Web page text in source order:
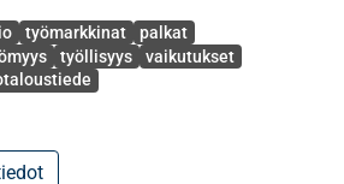
normaalin ja epätavanomaisen
välillä.
Phillipsin käyrä sekä
työmarkkinat
palkat
työllisyys
vaikutukset